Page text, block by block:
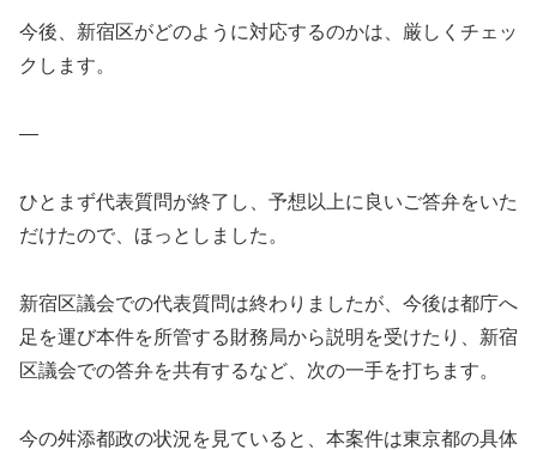
今後、新宿区がどのように対応するのかは、厳しくチェッ
クします。
—
ひとまず代表質問が終了し、予想以上に良いご答弁をいた
だけたので、ほっとしました。
新宿区議会での代表質問は終わりましたが、今後は都庁へ
足を運び本件を所管する財務局から説明を受けたり、新宿
区議会での答弁を共有するなど、次の一手を打ちます。
今の舛添都政の状況を見ていると、本案件は東京都の具体